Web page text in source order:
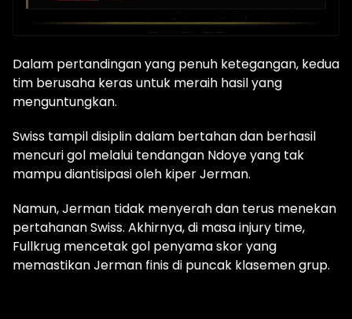
Dalam pertandingan yang penuh ketegangan, kedua
tim berusaha keras untuk meraih hasil yang
menguntungkan.
Swiss tampil disiplin dalam bertahan dan berhasil
mencuri gol melalui tendangan Ndoye yang tak
mampu diantisipasi oleh kiper Jerman.
Namun, Jerman tidak menyerah dan terus menekan
pertahanan Swiss. Akhirnya, di masa injury time,
Fullkrug mencetak gol penyama skor yang
memastikan Jerman finis di puncak klasemen grup.